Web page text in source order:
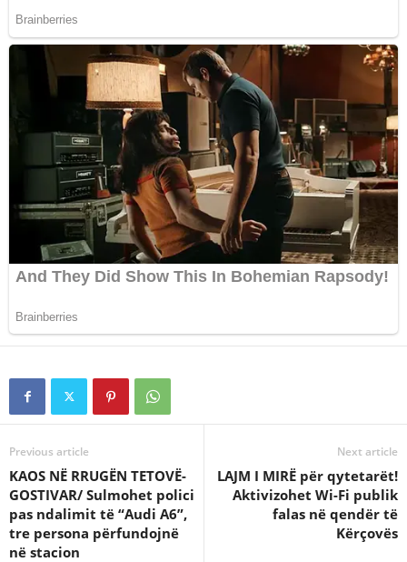
Previous article
KAOS NË RRUGËN TETOVË-
GOSTIVAR/ Sulmohet polici
pas ndalimit të “Audi A6”,
tre persona përfundojnë
në stacion
Next article
LAJM I MIRË për qytetarët!
Aktivizohet Wi-Fi publik
falas në qendër të
Kërçovës